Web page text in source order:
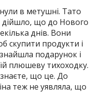
в метушні. Тато
дійшло, що до Нового
днів. Вони
скупити продукти і
подарунок і
плюшеву тихоходку.
що це. До
теж не уявляла, що